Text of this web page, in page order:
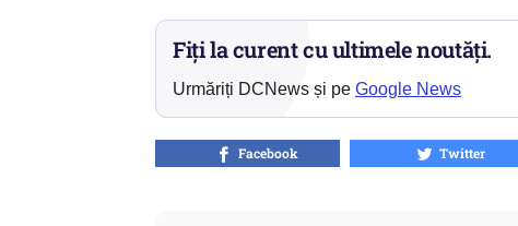
Fiți la curent cu ultimele noutăți.
Urmăriți DCNews și pe Google News
Facebook Twitter